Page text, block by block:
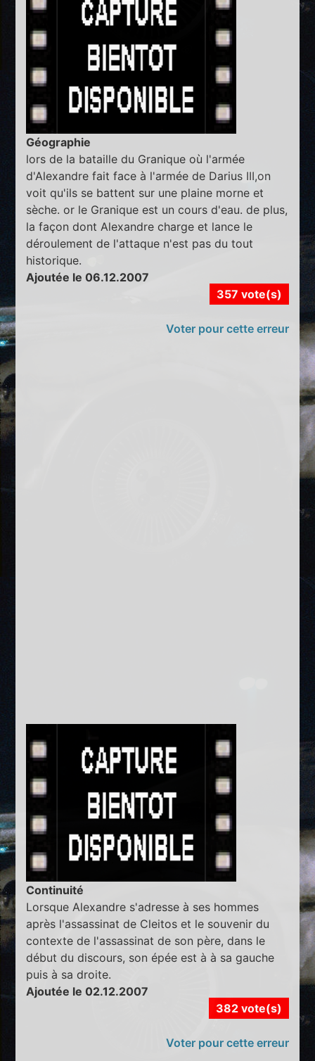
Géographie
lors de la bataille du Granique où l'armée
d'Alexandre fait face à l'armée de Darius III,on
voit qu'ils se battent sur une plaine morne et
sèche. or le Granique est un cours d'eau. de plus,
la façon dont Alexandre charge et lance le
déroulement de l'attaque n'est pas du tout
historique.
Ajoutée le 06.12.2007
357 vote(s)
Voter pour cette erreur
Continuité
Lorsque Alexandre s'adresse à ses hommes
après l'assassinat de Cleitos et le souvenir du
contexte de l'assassinat de son père, dans le
début du discours, son épée est à à sa gauche
puis à sa droite.
Ajoutée le 02.12.2007
382 vote(s)
Voter pour cette erreur